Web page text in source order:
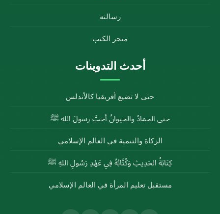
رسالته
متجر الكتب
أحدث التدوينات
حتى لا تضيع أفريقيا كالأندلس
حتى الجمادُ والحيوانُ أحبَّ رسولَ الله ﷺ
الزكاة والتنمية في العالم الإسلامي
كِتَابَةُ الحَدِيثِ وَكُتَّابُهُ فِي عَهْدِ رَسُولِ اللهِ ﷺ
مستقبل تعليم المرأة في العالم الإسلامي